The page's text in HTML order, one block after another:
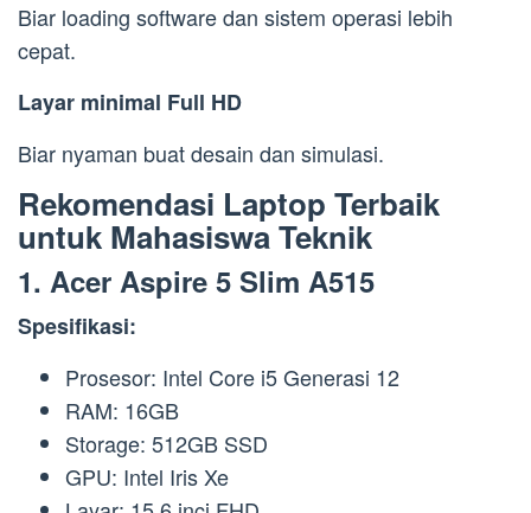
Biar loading software dan sistem operasi lebih
cepat.
Layar minimal Full HD
Biar nyaman buat desain dan simulasi.
Rekomendasi Laptop Terbaik
untuk Mahasiswa Teknik
1. Acer Aspire 5 Slim A515
Spesifikasi:
Prosesor: Intel Core i5 Generasi 12
RAM: 16GB
Storage: 512GB SSD
GPU: Intel Iris Xe